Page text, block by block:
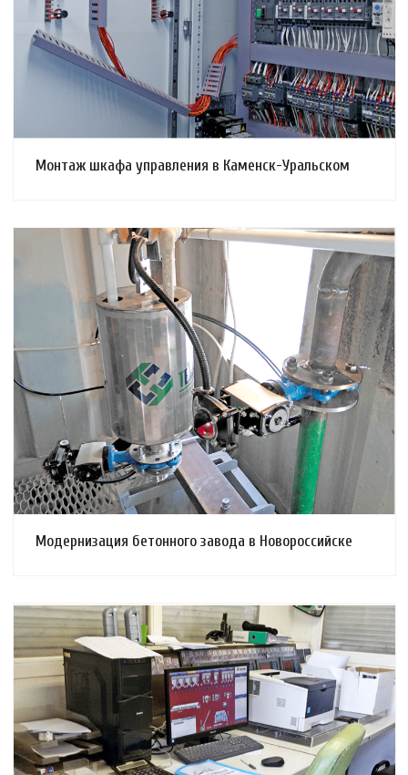
Смотреть проект
Монтаж шкафа управления в Каменск-Уральском
Смотреть проект
Модернизация бетонного завода в Новороссийске
Смотреть проект